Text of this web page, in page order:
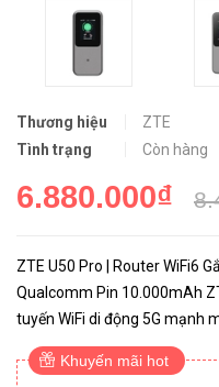
Thương hiệu
ZTE
Tình trạng
Còn hàng
6.880.000₫
ZTE U50 Pro | Router WiFi6
Qualcomm Pin 10.000mAh
tuyến WiFi di động 5G mạnh
Qualcomm Snapdragon X62
lên đến 3,8Gbps. V...
Khuyến mãi hot